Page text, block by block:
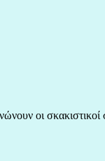
οι